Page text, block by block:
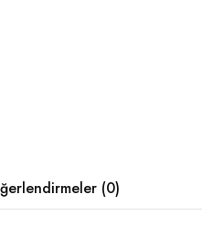
(0)